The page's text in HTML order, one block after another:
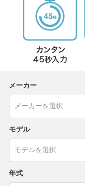
メーカー
モデル
年式